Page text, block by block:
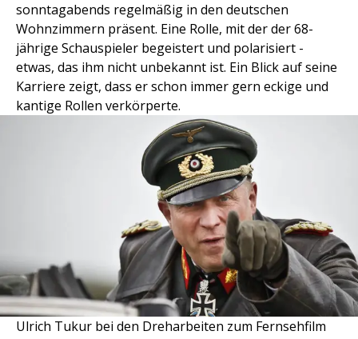
sonntagabends regelmäßig in den deutschen
Wohnzimmern präsent. Eine Rolle, mit der der 68-
jährige Schauspieler begeistert und polarisiert -
etwas, das ihm nicht unbekannt ist. Ein Blick auf seine
Karriere zeigt, dass er schon immer gern eckige und
kantige Rollen verkörperte.
Ulrich Tukur bei den Dreharbeiten zum Fernsehfilm